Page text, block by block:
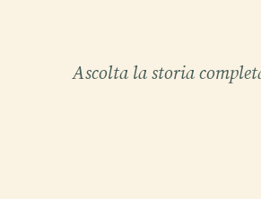
Ascolta la storia